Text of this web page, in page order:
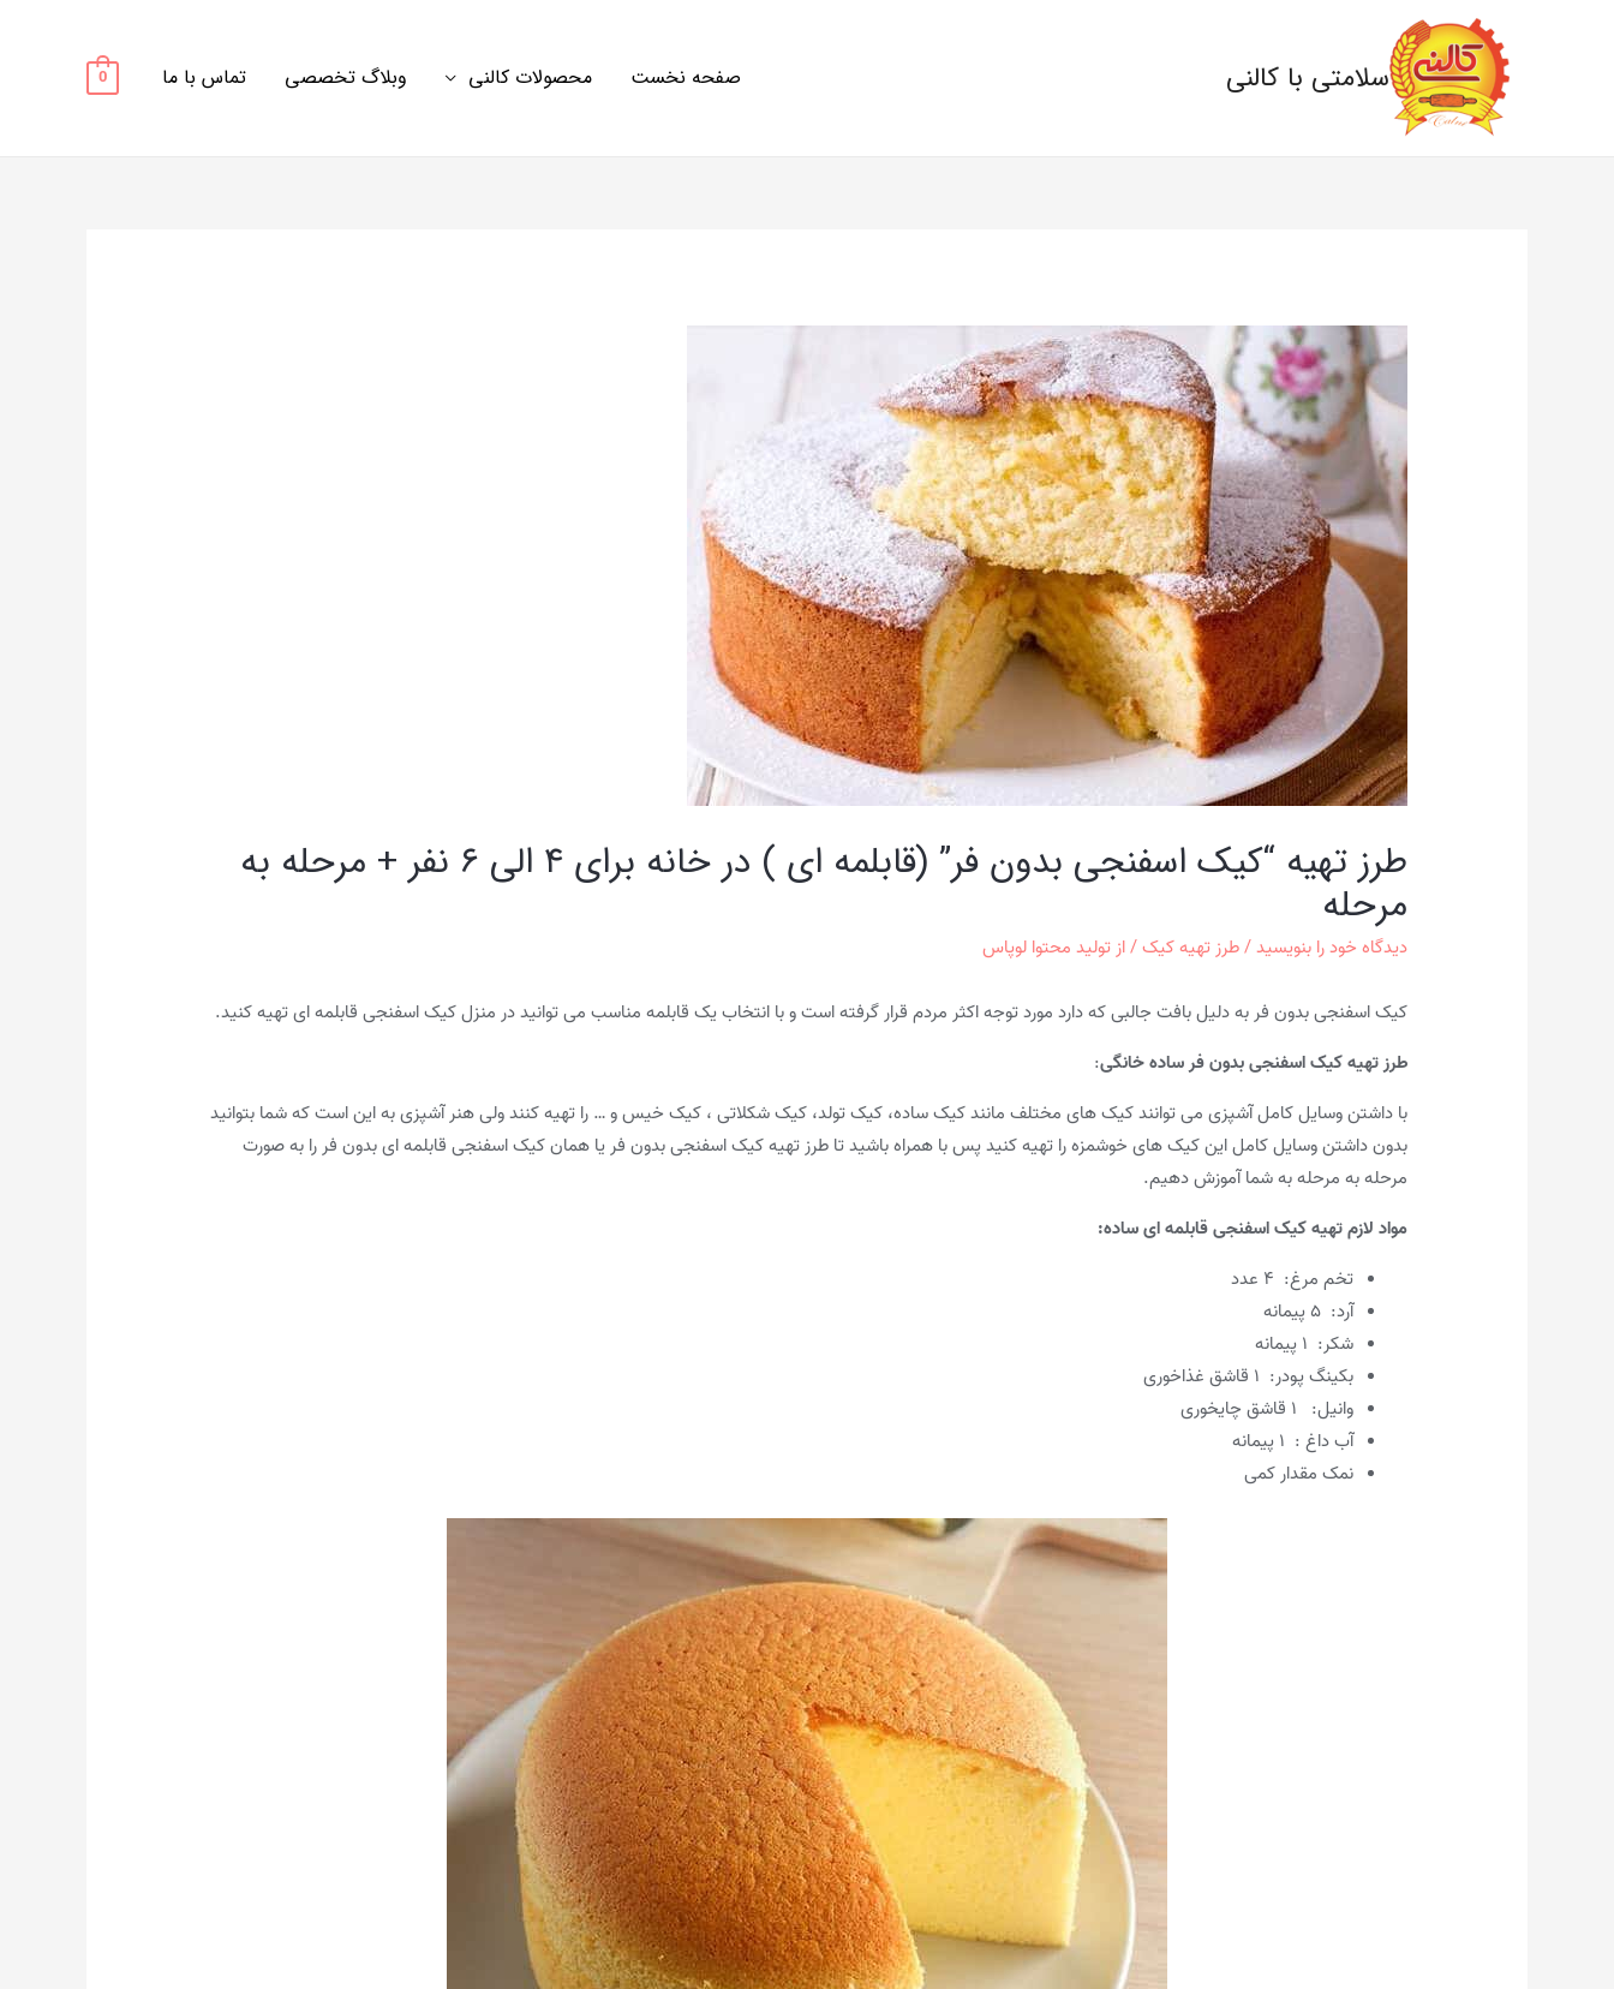
سلامتی با کالنی صفحه نخست محصولات کالنی وبلاگ تخصصی تماس با ما 0
طرز تهیه “کیک اسفنجی بدون فر” (قابلمه ای ) در خانه برای ۴ الی ۶ نفر + مرحله به
مرحله
دیدگاه‌ خود را بنویسید/طرز تهیه کیک/ ازتولید محتوا لوپاس
کیک اسفنجی بدون فر به دلیل بافت جالبی که دارد مورد توجه اکثر مردم قرار گرفته است و با انتخاب یک قابلمه مناسب می توانید در منزل کیک اسفنجی قابلمه ای تهیه کنید.
طرز تهیه کیک اسفنجی بدون فر ساده خانگی:
با داشتن وسایل کامل آشپزی می توانند کیک های مختلف مانند کیک ساده، کیک تولد، کیک شکلاتی ، کیک خیس و … را تهیه کنند ولی هنر آشپزی به این است که شما بتوانید
بدون داشتن وسایل کامل این کیک های خوشمزه را تهیه کنید پس با همراه باشید تا طرز تهیه کیک اسفنجی بدون فر یا همان کیک اسفنجی قابلمه ای بدون فر را به صورت
مرحله به مرحله به شما آموزش دهیم.
مواد لازم تهیه کیک اسفنجی قابلمه ای ساده:
تخم مرغ: ۴ عدد
آرد: ۵ پیمانه
شکر: ۱ پیمانه
بکینگ پودر: ۱ قاشق غذاخوری
وانیل: ۱ قاشق چایخوری
آب داغ : ۱ پیمانه
نمک مقدار کمی